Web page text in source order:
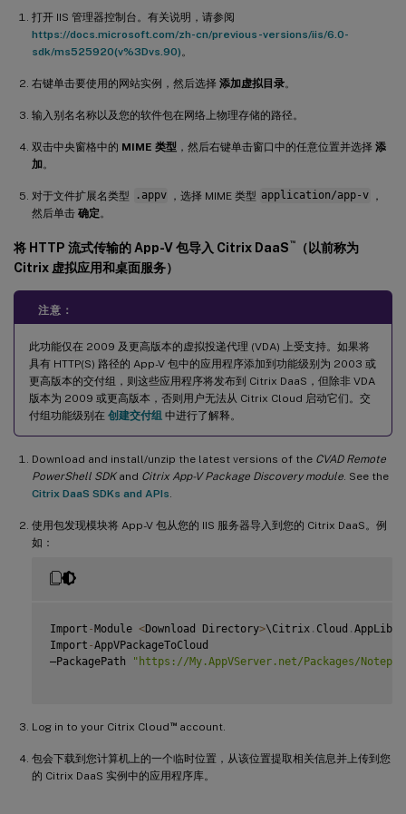
打开 IIS 管理器控制台。有关说明，请参阅
https://docs.microsoft.com/zh-cn/previous-versions/iis/6.0-
sdk/ms525920(v%3Dvs.90) 。
右键单击要使用的网站实例，然后选择 添加虚拟目录。
输入别名名称以及您的软件包在网络上物理存储的路径。
双击中央窗格中的 MIME 类型 ，然后右键单击窗口中的任意位置并选择 添
加。
对于文件扩展名类型 .appv ，选择 MIME 类型 application/app-v ，
然后单击 确定 。
将 HTTP 流式传输的 App-V 包导入 Citrix DaaS ™
（以前称为
Citrix 虚拟应用和桌面服务）
注意：
此功能仅在 2009 及更高版本的虚拟投递代理 (VDA) 上受支持。如果将
具有 HTTP(S) 路径的 App-V 包中的应用程序添加到功能级别为 2003 或
更高版本的交付组，则这些应用程序将发布到 Citrix DaaS，但除非 VDA
版本为 2009 或更高版本，否则用户无法从 Citrix Cloud 启动它们。交
付组功能级别在 创建交付组 中进行了解释。
Download and install/unzip the latest versions of the CVAD Remote
PowerShell SDKand Citrix App-V Package Discovery module . See the
Citrix DaaS SDKs and APIs
使用包发现模块将 App-V 包从您的 IIS 服务器导入到您的 Citrix DaaS。例
如：
Import -Module <Download Directory>\Citrix . Cloud .
Import -AppVPackageToCloud
–PackagePath
"https://My.AppVServer.net/Packages/
Log in to your Citrix Cloud ™account.
包会下载到您计算机上的一个临时位置，从该位置提取相关信息并上传到您
的 Citrix DaaS 实例中的应用程序库。